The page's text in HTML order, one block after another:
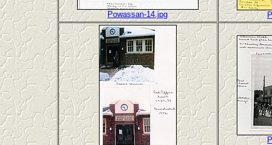
Powassan-14.jpg